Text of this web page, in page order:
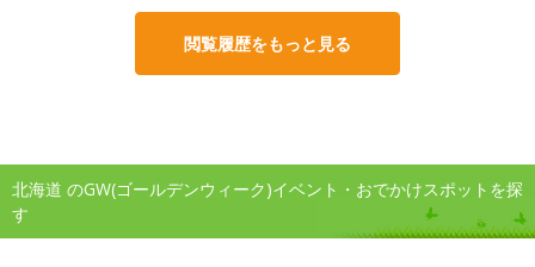
閲覧履歴をもっと見る
北海道 のGW(ゴールデンウィーク)イベント・おでかけスポットを探
す